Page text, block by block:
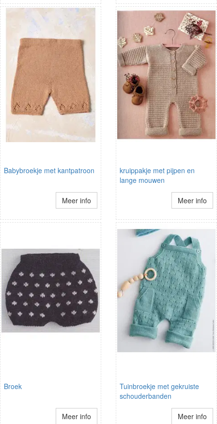
Babybroekje met kantpatroon
Meer info
kruippakje met pijpen en
lange mouwen
Meer info
Broek
Meer info
Tuinbroekje met gekruiste
schouderbanden
Meer info